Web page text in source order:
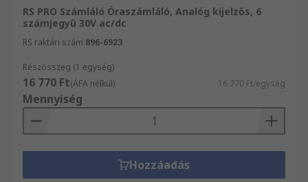
RS PRO Számláló Óraszámláló, Analóg kijelzős, 6
számjegyű 30V ac/dc
RS raktári szám 896-6923
Részösszeg (1 egység)
16 770 Ft(ÁFA nélkül) 16 770 Ft/egység
Mennyiség
Hozzáadás